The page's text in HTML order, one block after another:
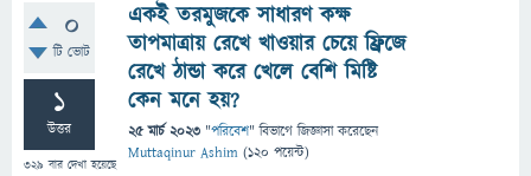
0
টি ভোট
1
উত্তর
329 বার দেখা হয়েছে
একই তরমুজকে সাধারণ কক্ষ
তাপমাত্রায় রেখে খাওয়ার চেয়ে ফ্রিজে
রেখে ঠান্ডা করে খেলে বেশি মিষ্টি
কেন মনে হয়?
25 মার্চ 2023 "পরিবেশ" বিভাগে জিজ্ঞাসাকরেছেন
Muttaqinur Ashim (120 পয়েন্ট)